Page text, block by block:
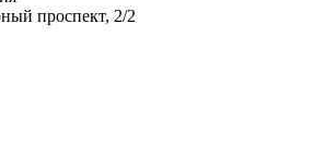
проспект, 2/2